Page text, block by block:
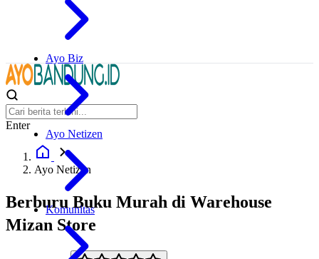
Ayo Biz
Ayo Netizen
Komunitas
Enter
Ayo Netizen
Berburu Buku Murah di Warehouse
Mizan Store